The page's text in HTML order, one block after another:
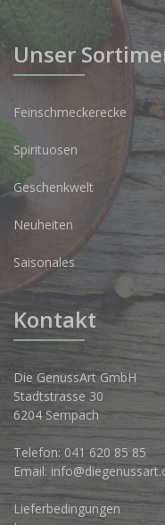
Unser
Feinschmeckerecke
Spirituosen
Geschenkwelt
Neuheiten
Saisonales
Kontakt
Die GenussArt GmbH
Stadtstrasse 30
6204 Sempach
Telefon: 041 620 85 85
Email:
Lieferbedingungen